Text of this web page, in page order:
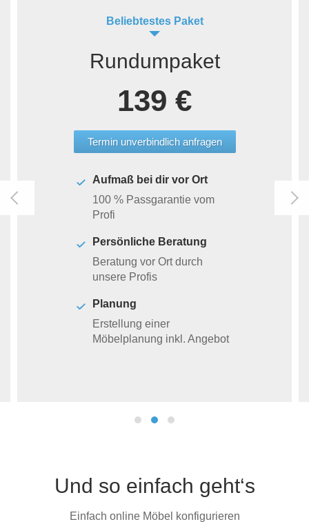
Beliebtestes Paket
Rundumpaket
139 €
Termin unverbindlich anfragen
Aufmaß bei dir vor Ort
100 % Passgarantie vom
Profi
Persönliche Beratung
Beratung vor Ort durch
unsere Profis
Planung
Erstellung einer
Möbelplanung inkl. Angebot
Und so einfach geht‘s
Einfach online Möbel konfigurieren